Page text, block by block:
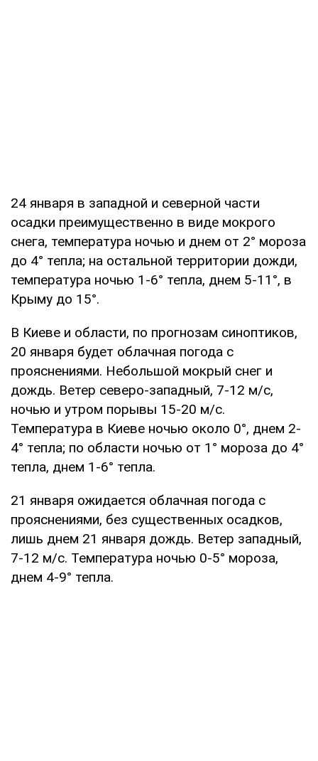
24 января в западной и северной части
осадки преимущественно в виде мокрого
снега, температура ночью и днем от 2° мороза
до 4° тепла; на остальной территории дожди,
температура ночью 1-6° тепла, днем 5-11°, в
Крыму до 15°.
В Киеве и области, по прогнозам синоптиков,
20 января будет облачная погода с
прояснениями. Небольшой мокрый снег и
дождь. Ветер северо-западный, 7-12 м/с,
ночью и утром порывы 15-20 м/с.
Температура в Киеве ночью около 0°, днем 2-
4° тепла; по области ночью от 1° мороза до 4°
тепла, днем 1-6° тепла.
21 января ожидается облачная погода с
прояснениями, без существенных осадков,
лишь днем 21 января дождь. Ветер западный,
7-12 м/с. Температура ночью 0-5° мороза,
днем 4-9° тепла.